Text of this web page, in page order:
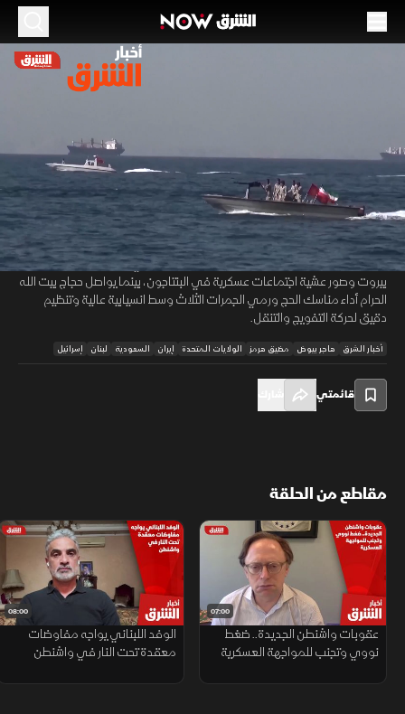
00:12 / 53:10
واشنطن تتمسك بحرية الملاحة في هرمز..
وإسرائيل تتجاوز الليطاني
28 مايو 2026 53:09 أخبار
أخبار الشرق
قال وزير الخزانة الأميركي إن السفير العماني أكد عدم وجود أي خطط لفرض
رسوم على عبور مضيق هرمز، مشددا على تمسك واشنطن بحرية الملاحة،
بالتزامن مع إعلان القوات الإسرائيلية تجاوز نهر الليطاني وتنفيذ هجمات على
بيروت وصور عشية اجتماعات عسكرية في البنتاجون، بينما يواصل حجاج بيت الله
الحرام أداء مناسك الحج ورمي الجمرات الثلاث وسط انسيابية عالية وتنظيم
دقيق لحركة التفويج والتنقل.
أخبار الشرق هاجر بيوض مضيق هرمز الولايات المتحدة إيران السعودية لبنان إسرائيل
قائمتي
مقاطع من الحلقة
07:00
عقوبات واشنطن الجديدة.. ضغط
نووي وتجنب للمواجهة العسكرية
08:00
الوفد اللبناني يواجه مفاوضات
معقدة تحت النار في واشنطن